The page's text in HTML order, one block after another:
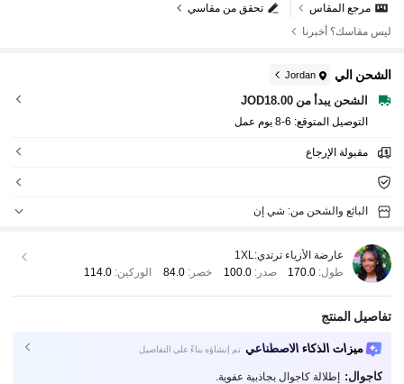
تحقق من مقاسي
مرجع المقاس
ليس مقاسك؟ أخبرنا
الشحن الي Jordan
الشحن يبدأ من JOD18.00
التوصيل المتوقع: 6-8 يوم عمل
مقبولة الإرجاع
البائع والشحن من: شي إن
عارضة الأزياء ترتدي:1XL
طول: 170.0 صدر:100.0 خصر: 84.0 الوركين: 114.0
تفاصيل المنتج
ميزات الذكاء الاصطناعي تم إنشاؤه بناءً على التفاصيل
كاجوال: إطلالة كاجوال بجاذبية عفوية.